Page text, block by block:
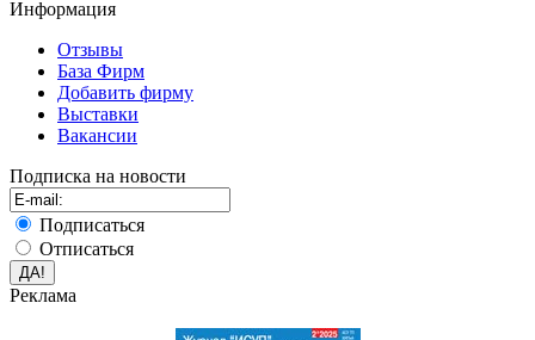
Информация
Отзывы
База Фирм
Добавить фирму
Выставки
Вакансии
Подписка на новости
Подписаться
Отписаться
Реклама